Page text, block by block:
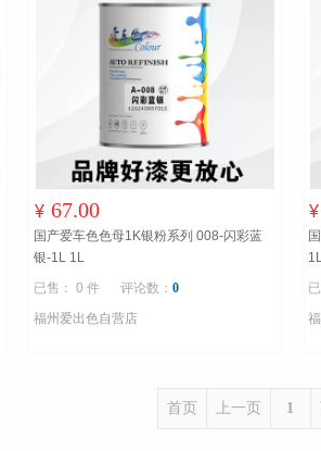
¥ 67.00
国产爱车色色母1K银粉系列 008-闪彩蓝
银-1L 1L
已售： 0 件
评论数： 0
福州爱出色自营店
¥
首页 上一页 1